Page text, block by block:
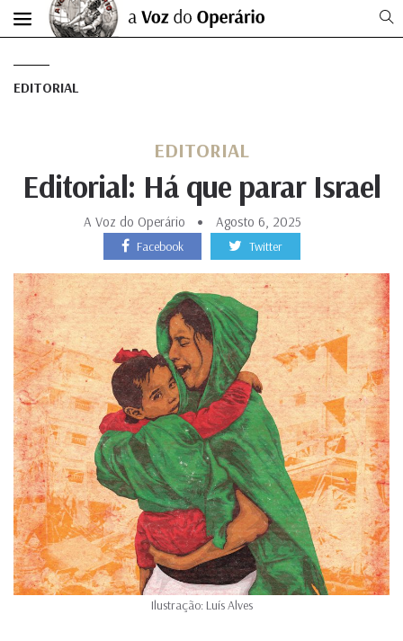
EDITORIAL
EDITORIAL
Editorial: Há que parar Israel
A Voz do Operário Agosto 6, 2025
Facebook Twitter
Ilustração: Luís Alves